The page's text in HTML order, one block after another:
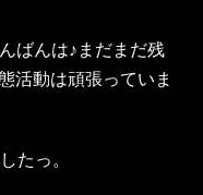
ばんは♪まだまだ残
活動は頑張っていま
たっ。